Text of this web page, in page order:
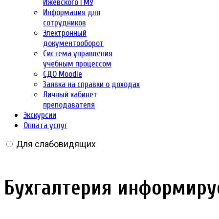
Ижевского ГМУ
Информация для
сотрудников
Электронный
документооборот
Система управления
учебным процессом
СДО Moodle
Заявка на справки о доходах
Личный кабинет
преподавателя
Экскурсии
Оплата услуг
Для слабовидящих
Бухгалтерия